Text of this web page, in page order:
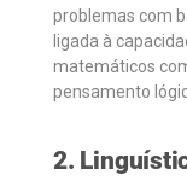
problemas com
ligada à
matemáticos
pensamento
2.